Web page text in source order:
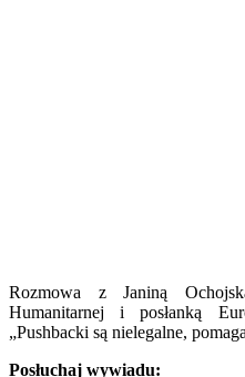
Rozmowa z Janiną
Humanitarnej i posłanką
„Pushbacki są nielegalne,
Posłuchaj wywiadu: